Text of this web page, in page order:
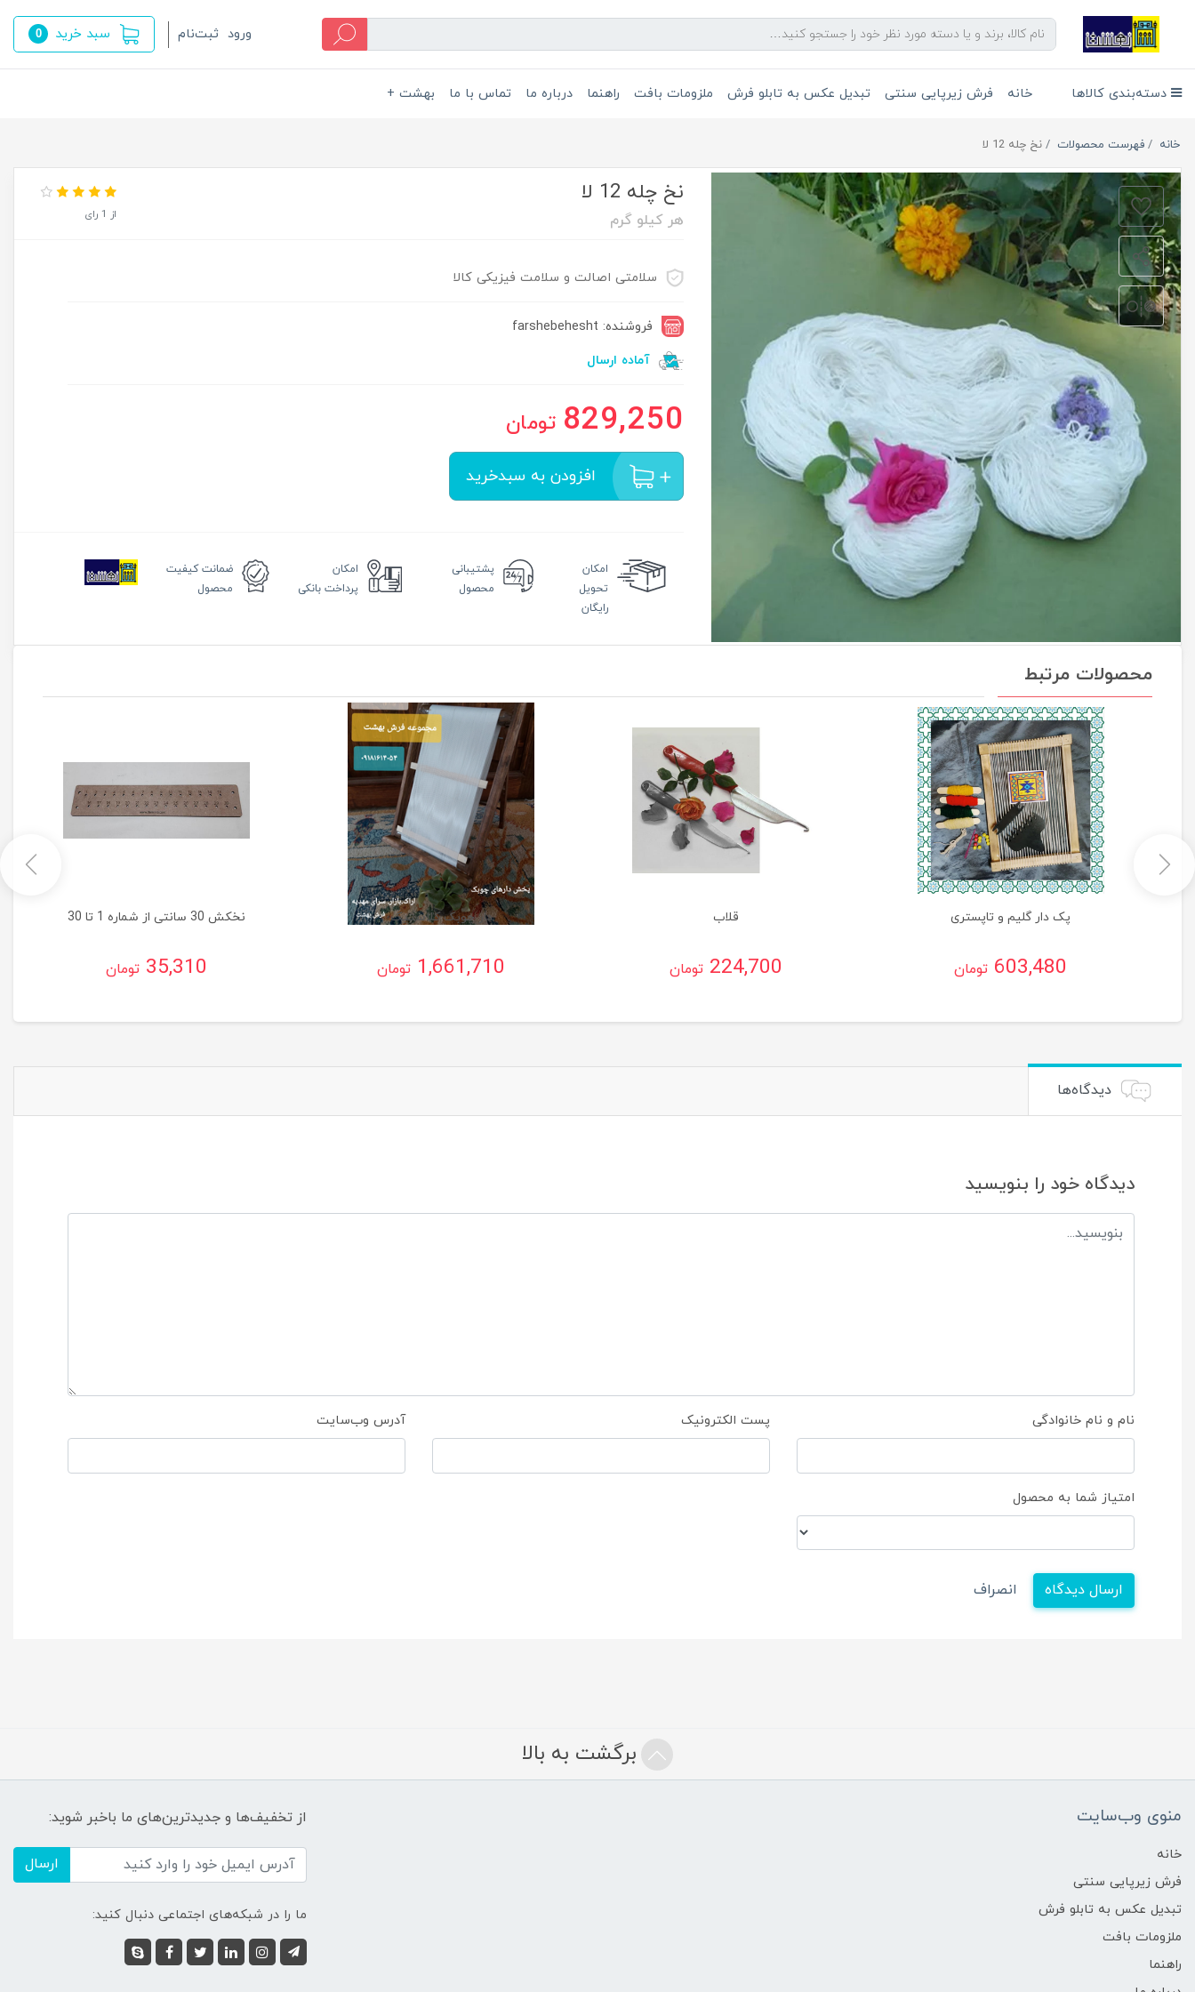
ورود ثبت‌نام سبد خرید 0
دسته‌بندی کالاها خانه فرش زیرپایی سنتی تبدیل عکس به تابلو فرش ملزومات بافت راهنما درباره ما تماس با ما بهشت +
خانه فهرست محصولات نخ چله 12 لا
نخ چله 12 لا
هر کیلو گرم از 1 رای
سلامتی اصالت و سلامت فیزیکی کالا
فروشنده: farshebehesht
آماده ارسال
829,250 تومان
افزودن به سبدخرید
امکان
تحویل
رایگان
پشتیبانی
محصول
امکان
پرداخت بانکی
ضمانت کیفیت
محصول
محصولات مرتبط
پک دار گلیم و تاپستری
603,480 تومان
قلاب
224,700 تومان
دار چوبک کلاستیک
1,661,710 تومان
نخکش 30 سانتی از شماره 1 تا 30
35,310 تومان
دیدگاه‌ها
دیدگاه خود را بنویسید
نام و نام خانوادگی پست الکترونیک آدرس وب‌سایت
امتیاز شما به محصول
ارسال دیدگاه انصراف
برگشت به بالا
منوی وب‌سایت
خانه
فرش زیرپایی سنتی
تبدیل عکس به تابلو فرش
ملزومات بافت
راهنما
از تخفیف‌ها و جدیدترین‌های ما باخبر شوید:
ارسال
ما را در شبکه‌های اجتماعی دنبال کنید: